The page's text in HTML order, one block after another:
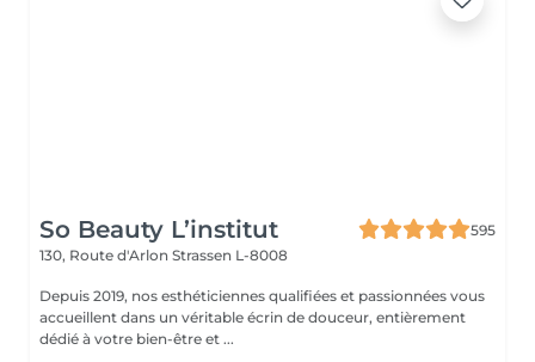
So Beauty L’institut
595
130, Route d'Arlon Strassen L-8008
Depuis 2019, nos esthéticiennes qualifiées et passionnées vous
accueillent dans un véritable écrin de douceur, entièrement
dédié à votre bien-être et ...